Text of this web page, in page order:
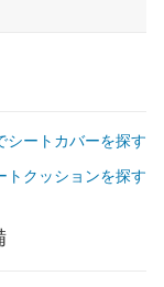
シートカバーを探す
トクッションを探す